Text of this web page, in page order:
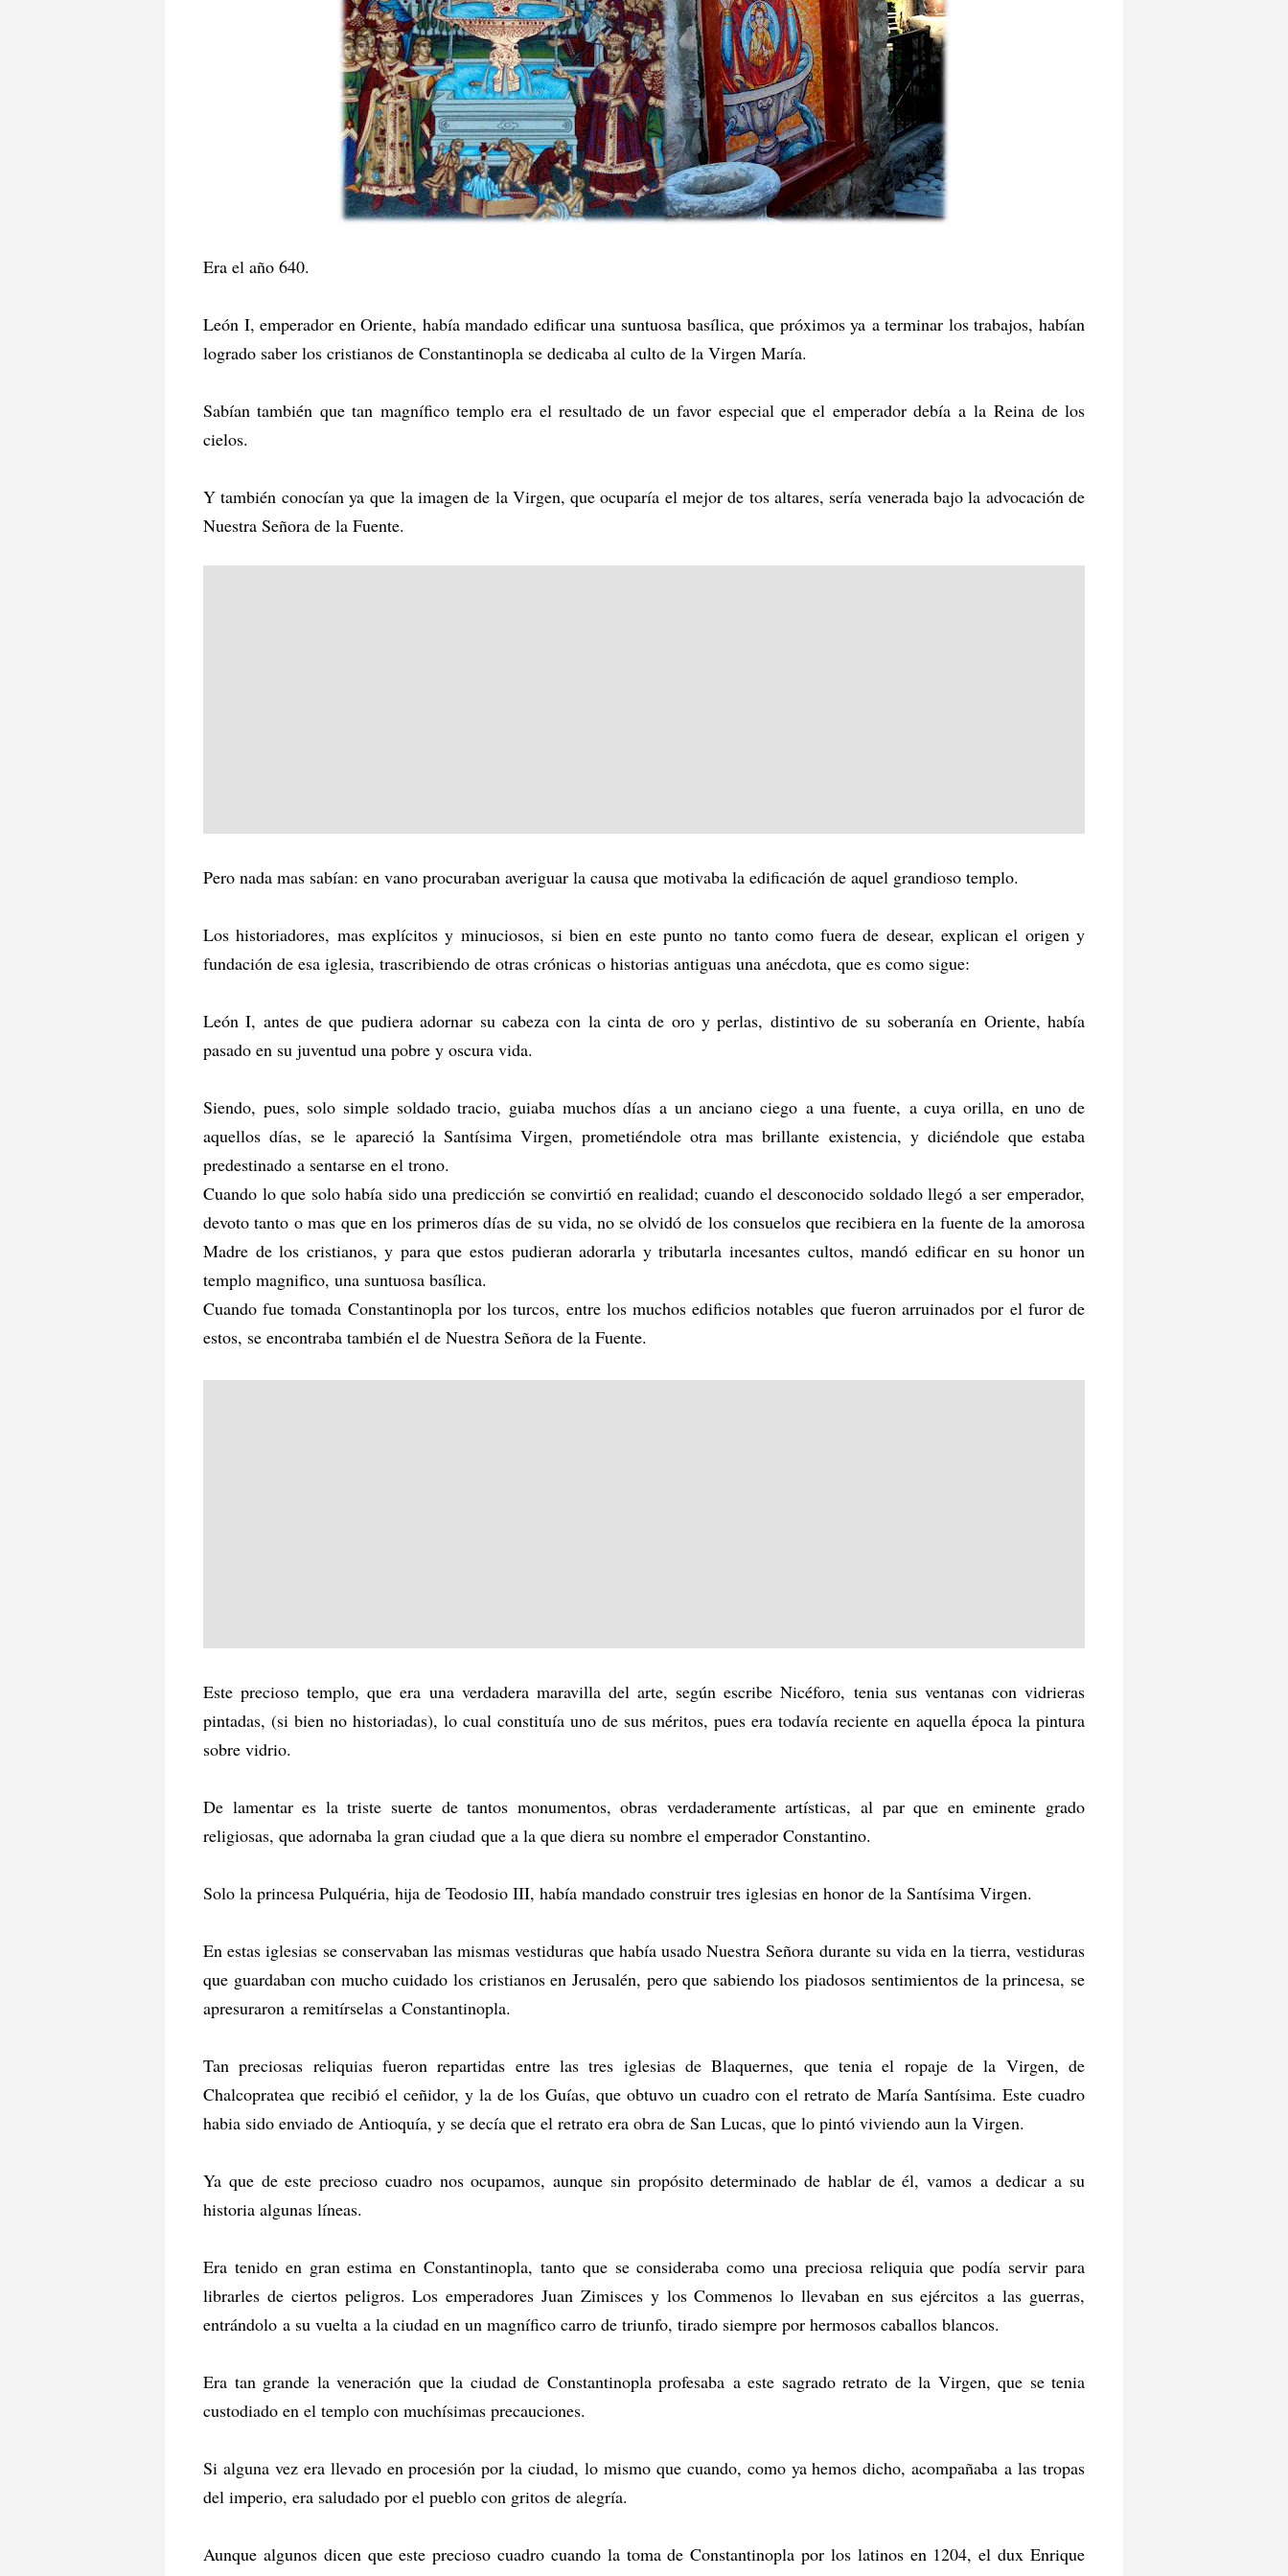
Era el año 640.
León I, emperador en Oriente, había mandado edificar una suntuosa basílica, que próximos ya a terminar los trabajos, habían
logrado saber los cristianos de Constantinopla se dedicaba al culto de la Virgen María.
Sabían también que tan magnífico templo era el resultado de un favor especial que el emperador debía a la Reina de los
cielos.
Y también conocían ya que la imagen de la Virgen, que ocuparía el mejor de tos altares, sería venerada bajo la advocación de
Nuestra Señora de la Fuente.
Pero nada mas sabían: en vano procuraban averiguar la causa que motivaba la edificación de aquel grandioso templo.
Los historiadores, mas explícitos y minuciosos, si bien en este punto no tanto como fuera de desear, explican el origen y
fundación de esa iglesia, trascribiendo de otras crónicas o historias antiguas una anécdota, que es como sigue:
León I, antes de que pudiera adornar su cabeza con la cinta de oro y perlas, distintivo de su soberanía en Oriente, había
pasado en su juventud una pobre y oscura vida.
Siendo, pues, solo simple soldado tracio, guiaba muchos días a un anciano ciego a una fuente, a cuya orilla, en uno de
aquellos días, se le apareció la Santísima Virgen, prometiéndole otra mas brillante existencia, y diciéndole que estaba
predestinado a sentarse en el trono.
Cuando lo que solo había sido una predicción se convirtió en realidad; cuando el desconocido soldado llegó a ser emperador,
devoto tanto o mas que en los primeros días de su vida, no se olvidó de los consuelos que recibiera en la fuente de la amorosa
Madre de los cristianos, y para que estos pudieran adorarla y tributarla incesantes cultos, mandó edificar en su honor un
templo magnifico, una suntuosa basílica.
Cuando fue tomada Constantinopla por los turcos, entre los muchos edificios notables que fueron arruinados por el furor de
estos, se encontraba también el de Nuestra Señora de la Fuente.
Este precioso templo, que era una verdadera maravilla del arte, según escribe Nicéforo, tenia sus ventanas con vidrieras
pintadas, (si bien no historiadas), lo cual constituía uno de sus méritos, pues era todavía reciente en aquella época la pintura
sobre vidrio.
De lamentar es la triste suerte de tantos monumentos, obras verdaderamente artísticas, al par que en eminente grado
religiosas, que adornaba la gran ciudad que a la que diera su nombre el emperador Constantino.
Solo la princesa Pulquéria, hija de Teodosio III, había mandado construir tres iglesias en honor de la Santísima Virgen.
En estas iglesias se conservaban las mismas vestiduras que había usado Nuestra Señora durante su vida en la tierra, vestiduras
que guardaban con mucho cuidado los cristianos en Jerusalén, pero que sabiendo los piadosos sentimientos de la princesa, se
apresuraron a remitírselas a Constantinopla.
Tan preciosas reliquias fueron repartidas entre las tres iglesias de Blaquernes, que tenia el ropaje de la Virgen, de
Chalcopratea que recibió el ceñidor, y la de los Guías, que obtuvo un cuadro con el retrato de María Santísima. Este cuadro
habia sido enviado de Antioquía, y se decía que el retrato era obra de San Lucas, que lo pintó viviendo aun la Virgen.
Ya que de este precioso cuadro nos ocupamos, aunque sin propósito determinado de hablar de él, vamos a dedicar a su
historia algunas líneas.
Era tenido en gran estima en Constantinopla, tanto que se consideraba como una preciosa reliquia que podía servir para
librarles de ciertos peligros. Los emperadores Juan Zimisces y los Commenos lo llevaban en sus ejércitos a las guerras,
entrándolo a su vuelta a la ciudad en un magnífico carro de triunfo, tirado siempre por hermosos caballos blancos.
Era tan grande la veneración que la ciudad de Constantinopla profesaba a este sagrado retrato de la Virgen, que se tenia
custodiado en el templo con muchísimas precauciones.
Si alguna vez era llevado en procesión por la ciudad, lo mismo que cuando, como ya hemos dicho, acompañaba a las tropas
del imperio, era saludado por el pueblo con gritos de alegría.
Aunque algunos dicen que este precioso cuadro cuando la toma de Constantinopla por los latinos en 1204, el dux Enrique